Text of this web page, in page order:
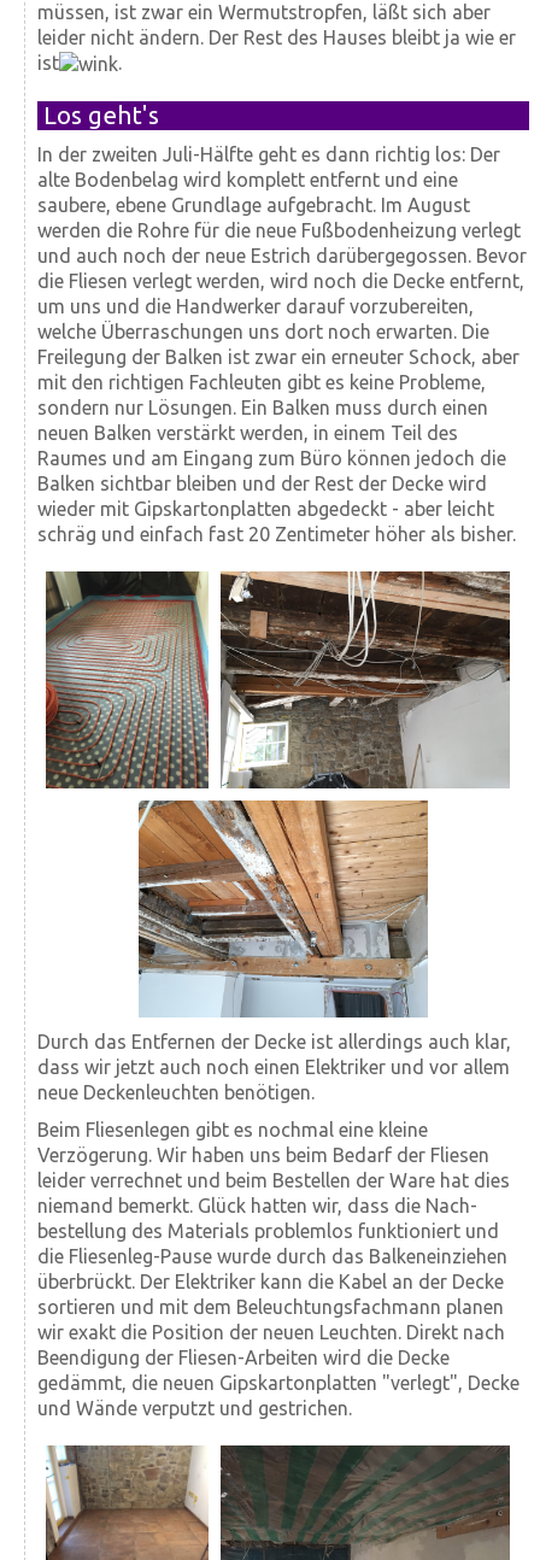
müssen, ist zwar ein Wermuts­tropfen, läßt sich aber
leider nicht ändern. Der Rest des Hauses bleibt ja wie er
ist
.
Los geht's
In der zweiten Juli-Hälfte geht es dann richtig los: Der
alte Bodenbelag wird komplett entfernt und eine
saubere, ebene Grundlage aufgebracht. Im August
werden die Rohre für die neue Fußbodenheizung verlegt
und auch noch der neue Estrich darüber­gegossen. Bevor
die Fliesen verlegt werden, wird noch die Decke entfernt,
um uns und die Handwerker darauf vor­zu­bereiten,
welche Über­raschungen uns dort noch erwarten. Die
Frei­legung der Balken ist zwar ein erneuter Schock, aber
mit den richtigen Fach­leuten gibt es keine Probleme,
sondern nur Lösungen. Ein Balken muss durch einen
neuen Balken verstärkt werden, in einem Teil des
Raumes und am Eingang zum Büro können jedoch die
Balken sichtbar bleiben und der Rest der Decke wird
wieder mit Gips­karton­platten abgedeckt - aber leicht
schräg und einfach fast 20 Zentimeter höher als bisher.
Durch das Entfernen der Decke ist allerdings auch klar,
dass wir jetzt auch noch einen Elektriker und vor allem
neue Decken­leuchten benötigen.
Beim Fliesen­legen gibt es nochmal eine kleine
Verzögerung. Wir haben uns beim Bedarf der Fliesen
leider verrechnet und beim Bestellen der Ware hat dies
niemand bemerkt. Glück hatten wir, dass die Nach­
bestellung des Materials problemlos funktioniert und
die Fliesen­leg-Pause wurde durch das Balken­einziehen
überbrückt. Der Elektriker kann die Kabel an der Decke
sortieren und mit dem Beleuchtungs­fach­mann planen
wir exakt die Position der neuen Leuchten. Direkt nach
Beendigung der Fliesen-Arbeiten wird die Decke
gedämmt, die neuen Gips­karton­platten "verlegt", Decke
und Wände verputzt und gestrichen.